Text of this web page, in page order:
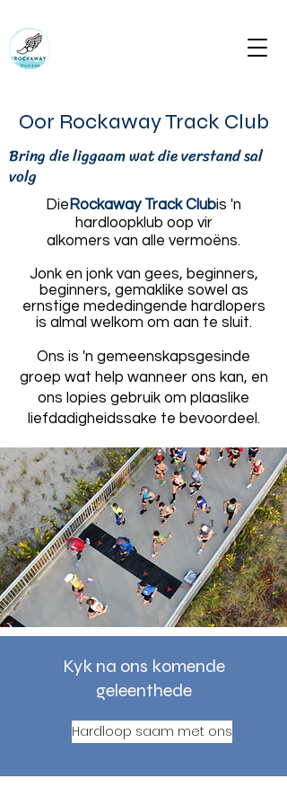
Oor Rockaway Track Club
Bring die liggaam wat die verstand sal
volg
Die Rockaway Track Clubis 'n
hardloopklub oop vir
alkomers van alle vermoëns.
Jonk en jonk van gees, beginners,
beginners, gemaklike sowel as
ernstige mededingende hardlopers
is almal welkom om aan te sluit.
Ons is 'n gemeenskapsgesinde
groep wat help wanneer ons kan, en
ons lopies gebruik om plaaslike
liefdadigheidssake te bevoordeel.
Kyk na ons komende
geleenthede
Hardloop saam met ons